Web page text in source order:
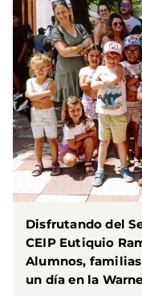
Disfrutando del
CEIP Eutiquio
Alumnos,
un día en la